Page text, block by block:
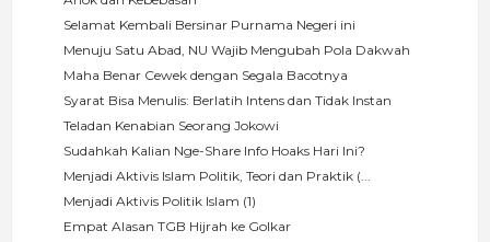
Selamat Kembali Bersinar Purnama Negeri ini
Menuju Satu Abad, NU Wajib Mengubah Pola Dakwah
Maha Benar Cewek dengan Segala Bacotnya
Syarat Bisa Menulis: Berlatih Intens dan Tidak Instan
Teladan Kenabian Seorang Jokowi
Sudahkah Kalian Nge-Share Info Hoaks Hari Ini?
Menjadi Aktivis Islam Politik, Teori dan Praktik (...
Menjadi Aktivis Politik Islam (1)
Empat Alasan TGB Hijrah ke Golkar